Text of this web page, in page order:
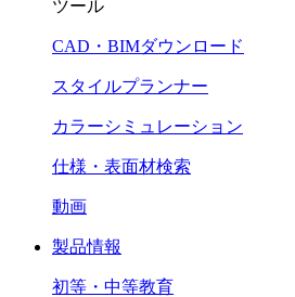
ツール
CAD・BIMダウンロード
スタイルプランナー
カラーシミュレーション
仕様・表面材検索
動画
製品情報
初等・中等教育